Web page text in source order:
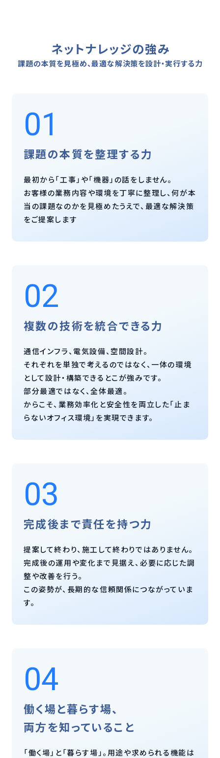
ネットナレッジの強み
課題の本質を見極め、最適な解決策を設計・実行する力
01
課題の本質を整理する力
最初から「工事」や「機器」の話をしません。
お客様の業務内容や環境を丁寧に整理し、何が本
当の課題なのかを見極めたうえで、最適な解決策
をご提案します
02
複数の技術を統合できる力
通信インフラ、電気設備、空間設計。
それぞれを単独で考えるのではなく、一体の環境
として設計・構築できるとこが強みです。
部分最適ではなく、全体最適。
からこそ、業務効率化と安全性を両立した「止ま
らないオフィス環境」を実現できます。
03
完成後まで責任を持つ力
提案して終わり、施工して終わりではありません。
完成後の運用や変化まで見据え、必要に応じた調
整や改善を行う。
この姿勢が、長期的な信頼関係につながっていま
す。
04
働く場と暮らす場、
両方を知っていること
「働く場」と「暮らす場」。用途や求められる機能は